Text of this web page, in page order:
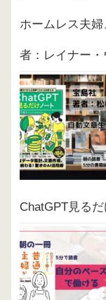
ホームレス夫
者：レイナー・
ChatGPT見る